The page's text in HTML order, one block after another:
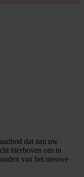
dat aan uw
hierboven om in
van het nieuwe